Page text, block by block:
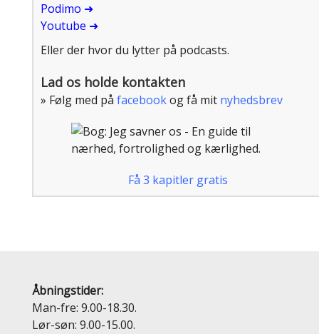
Podimo ➜
Youtube ➜
Eller der hvor du lytter på podcasts.
Lad os holde kontakten
» Følg med på facebookog få mit nyhedsbrev
Få 3 kapitler gratis
Åbningstider:
Man-fre: 9.00-18.30.
Lør-søn: 9.00-15.00.